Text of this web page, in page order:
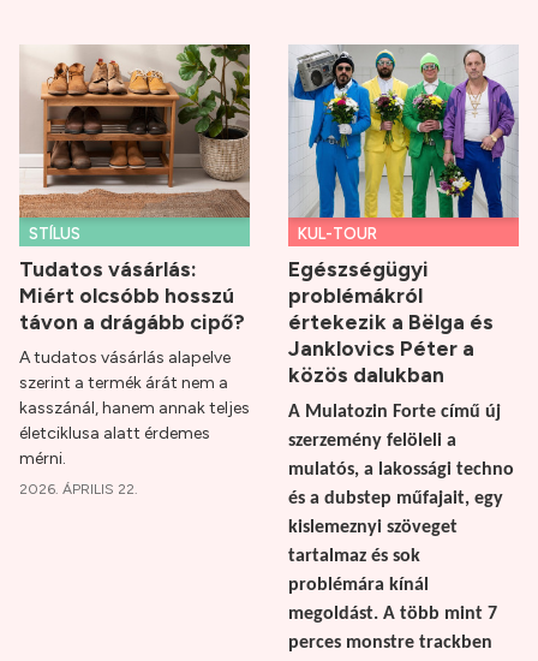
STÍLUS
Tudatos vásárlás:
Miért olcsóbb hosszú
távon a drágább cipő?
A tudatos vásárlás alapelve
szerint a termék árát nem a
kasszánál, hanem annak teljes
életciklusa alatt érdemes
mérni.
2026. ÁPRILIS 22.
KUL-TOUR
Egészségügyi
problémákról
értekezik a Bëlga és
Janklovics Péter a
közös dalukban
A Mulatozin Forte című új
szerzemény felöleli a
mulatós, a lakossági techno
és a dubstep műfajait, egy
kislemeznyi szöveget
tartalmaz és sok
problémára kínál
megoldást. A több mint 7
perces monstre trackben